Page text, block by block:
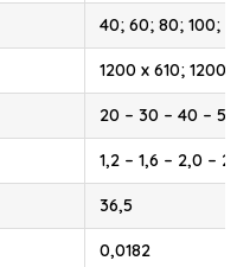
40; 60; 80; 100;
1200 x 610; 1200
20 – 30 – 40 – 50
1,2 – 1,6 – 2,0 –
36,5
0,0182